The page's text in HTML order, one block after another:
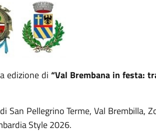
edizione di “Val Brembana in festa:
Pellegrino Terme, Val Brembilla,
Style 2026.